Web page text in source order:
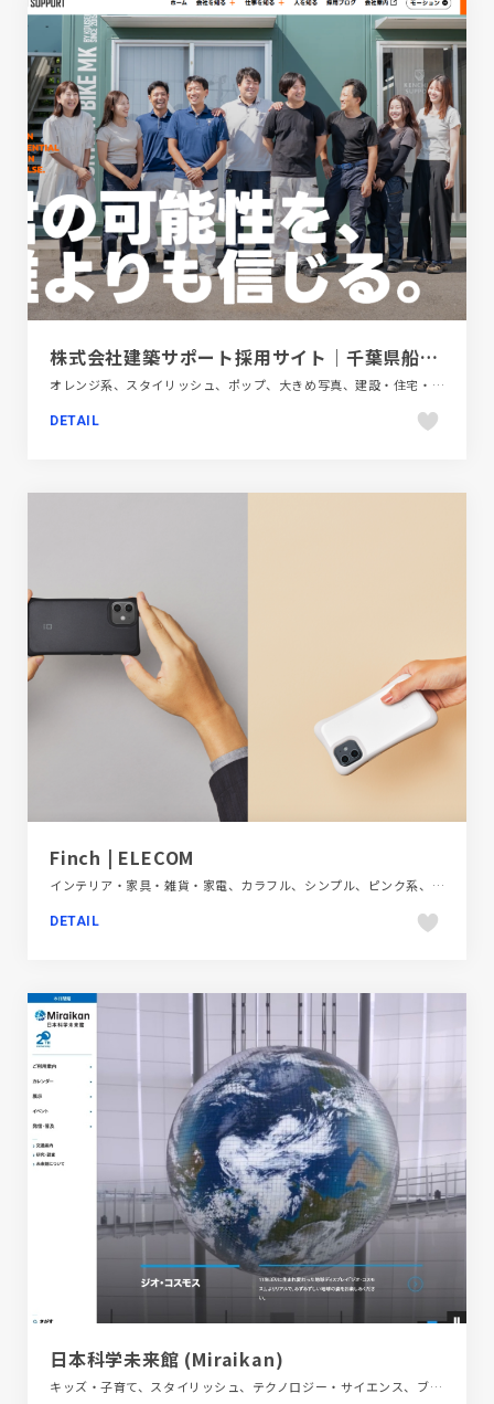
株式会社建築サポート採用サイト｜千葉県船橋市の総合建設会社
オレンジ系、スタイリッシュ、ポップ、大きめ写真、建設・住宅・不動産、新卒・中途採用サイト
DETAIL
Finch | ELECOM
インテリア・家具・雑貨・家電、カラフル、シンプル、ピンク系、ブラウン系、ブランド・サービスサイト、ブルー系、ベージュ・ゴールド系、ホワイト系、モーション多め、レッド系、大きめ写真、手書き・ハンドメイド
DETAIL
日本科学未来館 (Miraikan)
キッズ・子育て、スタイリッシュ、テクノロジー・サイエンス、ブルー系、モーション多め、商業施設・レジャー、大きめ写真、施設・店舗サイト